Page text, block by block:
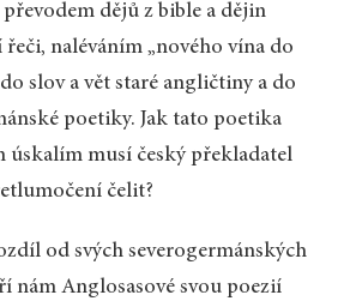
dějů z bible a dějin
řeči, naléváním „nového vína do
slov a vět staré angličtiny a do
poetiky. Jak tato poetika
úskalím musí český překladatel
čelit?
od svých severogermánských
nám Anglosasové svou poezií